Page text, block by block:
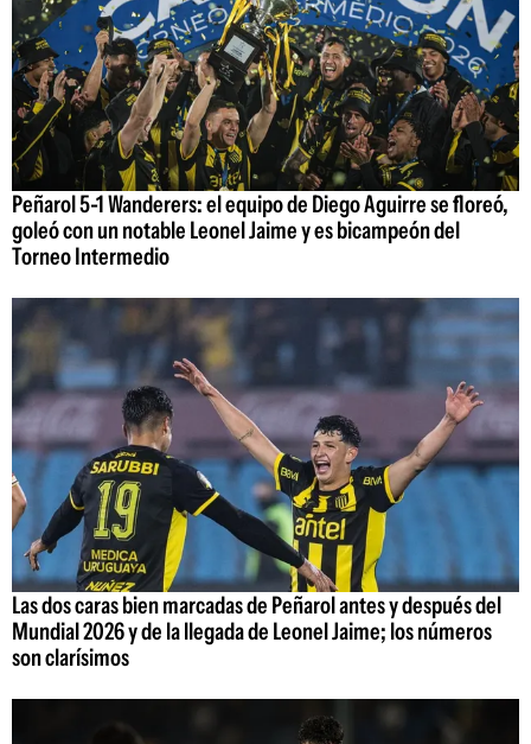
Peñarol 5-1 Wanderers: el equipo de Diego Aguirre se floreó,
goleó con un notable Leonel Jaime y es bicampeón del
Torneo Intermedio
Las dos caras bien marcadas de Peñarol antes y después del
Mundial 2026 y de la llegada de Leonel Jaime; los números
son clarísimos